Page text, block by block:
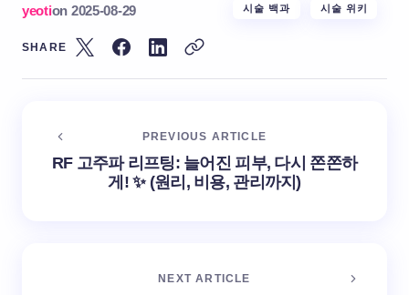
yeotion 2025-08-29 시술 백과 시술 위키
SHARE
PREVIOUS ARTICLE
RF 고주파 리프팅: 늘어진 피부, 다시 쫀쫀하
게! ✨ (원리, 비용, 관리까지)
NEXT ARTICLE